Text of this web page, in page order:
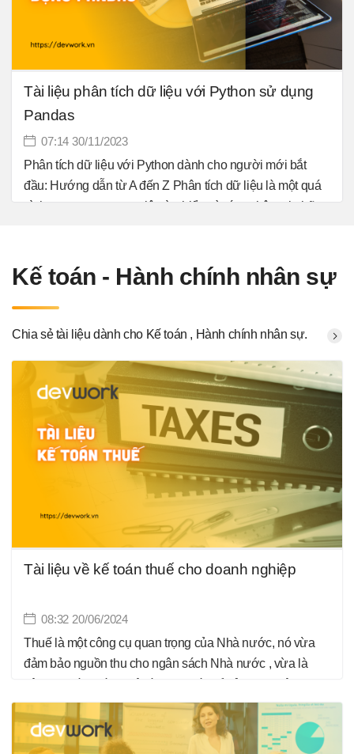
Tài liệu phân tích dữ liệu với Python sử dụng
Pandas
07:14 30/11/2023
Phân tích dữ liệu với Python dành cho người mới bắt
đầu: Hướng dẫn từ A đến Z Phân tích dữ liệu là một quá
trình quan trọng trong việc tìm hiểu và rút ra thông tin hữu
trong nhiều lĩnh vực, từ kinh doanh đến khoa học và công
nghệ. Trong đó, Python là một trong những ngôn ngữ lập
trình phổ biến được sử dụng để phân tích dữ liệu.
Kế toán - Hành chính nhân sự
Chia sẻ tài liệu dành cho Kế toán , Hành chính nhân sự.
Tài liệu về kế toán thuế cho doanh nghiệp
08:32 20/06/2024
Thuế là một công cụ quan trọng của Nhà nước, nó vừa
đảm bảo nguồn thu cho ngân sách Nhà nước , vừa là
công cụ thuế về cơ bản hệ thống chinh sách thuế gồm có
thuế gián thu và thuế trực thu. Thuế gián thu như thuế
GTGT, thuế Tiêu thụ đặc biệt, thuế Xuất khẩu, thuế nhập